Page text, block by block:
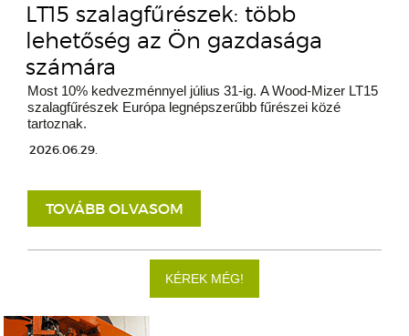
LT15 szalagfűrészek: több
lehetőség az Ön gazdasága
számára
Most 10% kedvezménnyel július 31-ig. A Wood-Mizer LT15
szalagfűrészek Európa legnépszerűbb fűrészei közé
tartoznak.
2026.06.29.
TOVÁBB OLVASOM
KÉREK MÉG!